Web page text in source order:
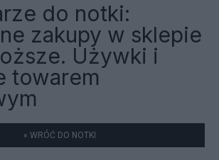
do notki:
zakupy w sklepie
Używki i
towarem
« WRÓĆ DO NOTKI